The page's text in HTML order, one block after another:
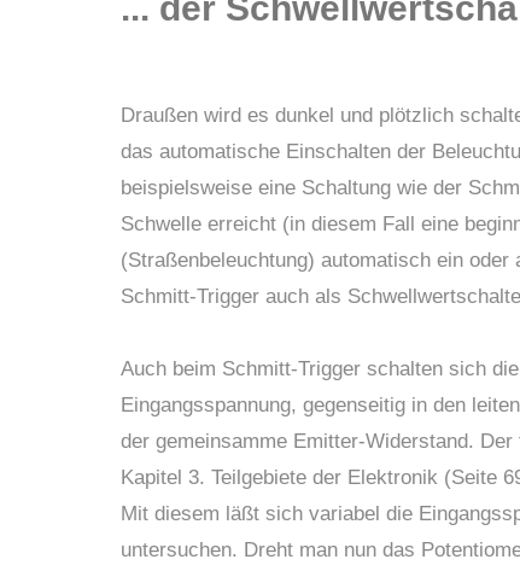
Draußen wird es dunkel und plötzlich
das automatische Einschalten der
beispielsweise eine Schaltung wie der
Schwelle erreicht (in diesem Fall eine
(Straßenbeleuchtung) automatisch ein
Schmitt-Trigger auch als
Auch beim Schmitt-Trigger schalten sich
Eingangsspannung, gegenseitig in den
der gemeinsamme Emitter-Widerstand.
Kapitel 3. Teilgebiete der Elektronik (Seite
Mit diesem läßt sich variabel die
untersuchen. Dreht man nun das